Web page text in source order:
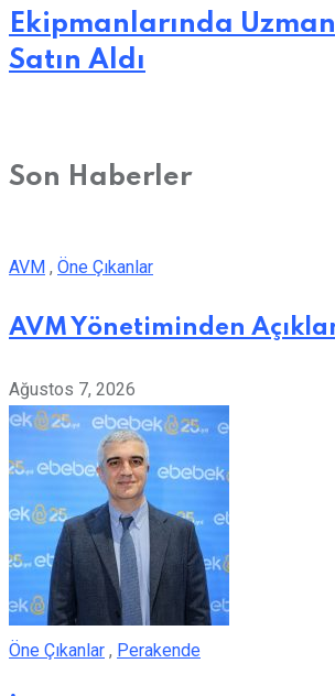
Ekipmanlarında Uzman
Satın Aldı
Son Haberler
AVM , Öne Çıkanlar
AVM Yönetiminden
Ağustos 7, 2026
Öne Çıkanlar , Perakende